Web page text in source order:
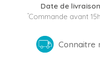
Date de
*Commande avant
Connaitre